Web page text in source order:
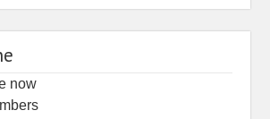
svoje sanje videli iz več
je minilo, odkar sem se
now